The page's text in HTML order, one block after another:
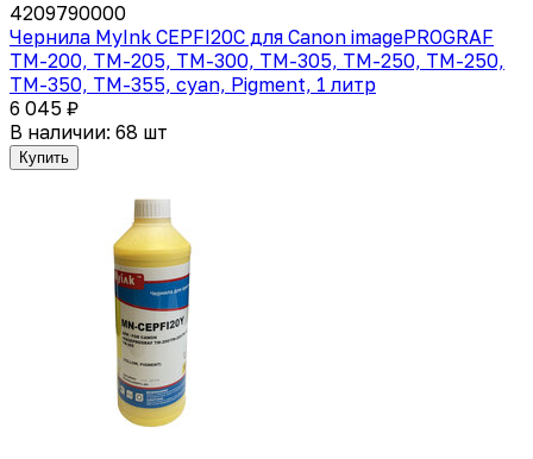
4209790000
Чернила MyInk CEPFI20C для Canon imagePROGRAF
TM-200, TM-205, TM-300, TM-305, TM-250, TM-250,
TM-350, TM-355, cyan, Pigment, 1 литр
6 045 ₽
В наличии: 68 шт
Купить